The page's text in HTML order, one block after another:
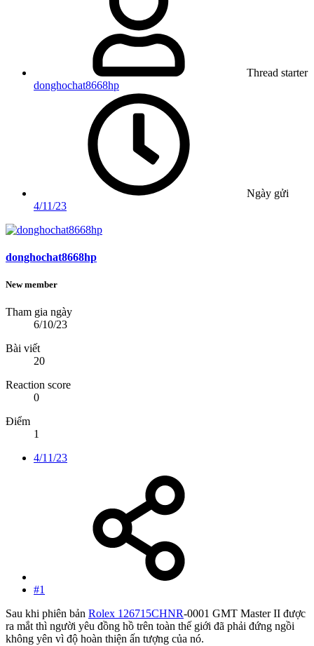
Thread starter
donghochat8668hp
Ngày gửi
4/11/23
donghochat8668hp
New member
Tham gia ngày
6/10/23
Bài viết
20
Reaction score
0
Điểm
1
4/11/23
#1
Sau khi phiên bản Rolex 126715CHNR-0001 GMT Master II được
ra mắt thì người yêu đồng hồ trên toàn thế giới đã phải đứng ngồi
không yên vì độ hoàn thiện ấn tượng của nó.